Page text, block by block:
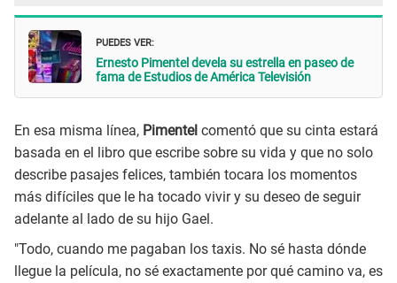
PUEDES VER:
Ernesto Pimentel devela su estrella en paseo de
fama de Estudios de América Televisión
En esa misma línea, Pimentel comentó que su cinta estará
basada en el libro que escribe sobre su vida y que no solo
describe pasajes felices, también tocara los momentos
más difíciles que le ha tocado vivir y su deseo de seguir
adelante al lado de su hijo Gael.
"Todo, cuando me pagaban los taxis. No sé hasta dónde
llegue la película, no sé exactamente por qué camino va, es